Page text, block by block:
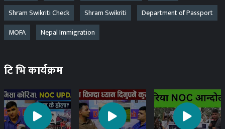
Shram Swikriti Check
Shram Swikriti
Department of Passport
MOFA
Nepal Immigration
टि भि कार्यक्रम